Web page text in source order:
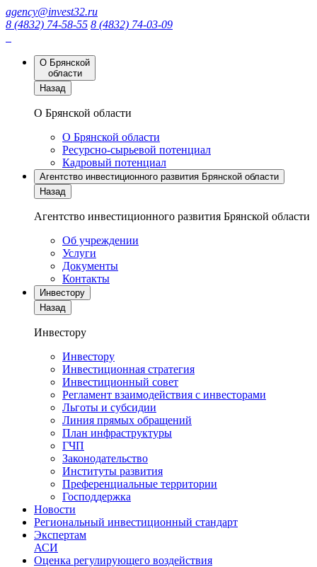
agency@invest32.ru
8 (4832) 74-58-55 8 (4832) 74-03-09
О Брянской
области
Назад
О Брянской области
О Брянской области
Ресурсно-сырьевой потенциал
Кадровый потенциал
Агентство инвестиционного развития Брянской области
Назад
Агентство инвестиционного развития Брянской области
Об учреждении
Услуги
Документы
Контакты
Инвестору
Назад
Инвестору
Инвестору
Инвестиционная стратегия
Инвестиционный совет
Регламент взаимодействия с инвесторами
Льготы и субсидии
Линия прямых обращений
План инфраструктуры
ГЧП
Законодательство
Институты развития
Преференциальные территории
Господдержка
Новости
Региональный инвестиционный стандарт
Экспертам
АСИ
Оценка регулирующего воздействия